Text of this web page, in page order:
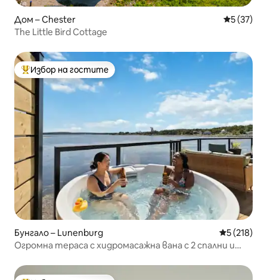
Дом – Chester Средна
5 (37)
The Little Bird Cottage
Най-популярен избор на гостите
Избор на гостите
Бунгало – Lunenburg Средна
5 (218)
Огромна тераса с хидромасажна вана с 2 спални и